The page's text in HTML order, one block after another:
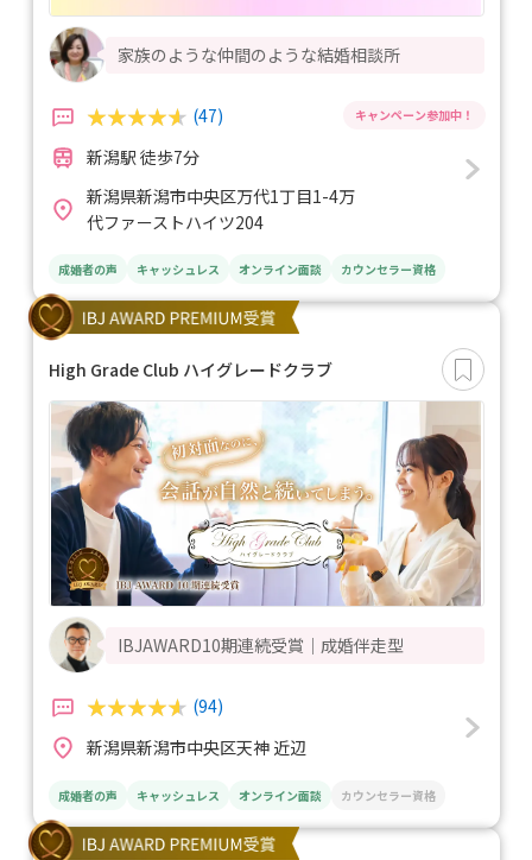
家族のような仲間のような結婚相談所
(47)
新潟駅 徒歩7分
新潟県新潟市中央区万代1丁目1-4万
代ファーストハイツ204
成婚者の声 キャッシュレス オンライン面談 カウンセラー資格
High Grade Club ハイグレードクラブ
IBJAWARD10期連続受賞｜成婚伴走型
(94)
新潟県新潟市中央区天神 近辺
成婚者の声 キャッシュレス オンライン面談 カウンセラー資格